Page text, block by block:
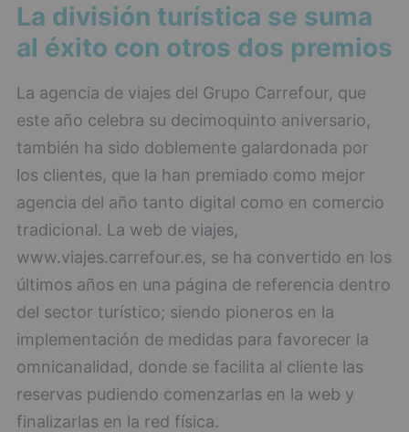
La división turística se suma
al éxito con otros dos premios
La agencia de viajes del Grupo Carrefour, que
este año celebra su decimoquinto aniversario,
también ha sido doblemente galardonada por
los clientes, que la han premiado como mejor
agencia del año tanto digital como en comercio
tradicional. La web de viajes,
www.viajes.carrefour.es, se ha convertido en los
últimos años en una página de referencia dentro
del sector turístico; siendo pioneros en la
implementación de medidas para favorecer la
omnicanalidad, donde se facilita al cliente las
reservas pudiendo comenzarlas en la web y
finalizarlas en la red física.